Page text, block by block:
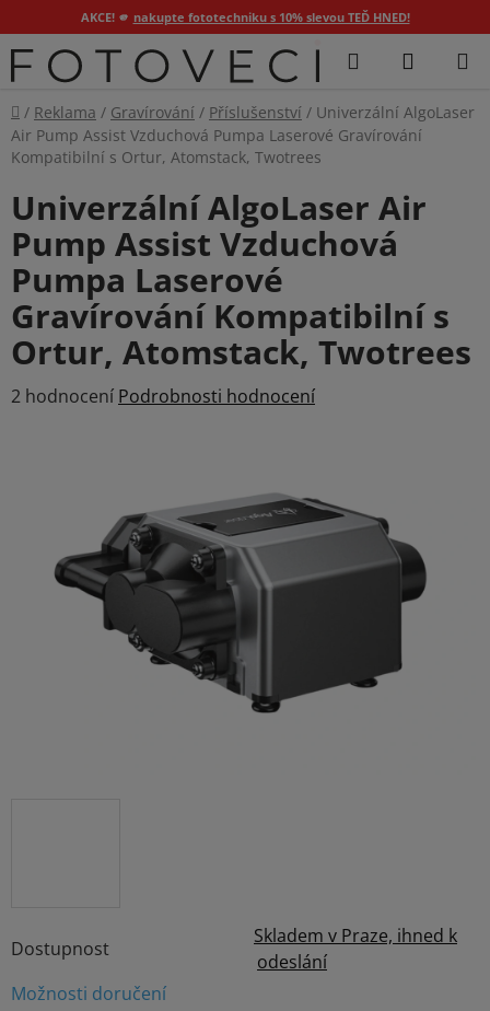
AKCE! 🫵 nakupte fototechniku s 10% slevou TEĎ HNED!
Přejít
na
Hledat
Domů
/ Reklama / Gravírování / Příslušenství / Univerzální AlgoLaser
Air Pump Assist Vzduchová Pumpa Laserové Gravírování
Kompatibilní s Ortur, Atomstack, Twotrees
Dostupnost
Skladem v Praze, ihned k
odeslání
Možnosti doručení
Univerzální AlgoLaser Air
Pump Assist Vzduchová
Pumpa Laserové
Gravírování Kompatibilní s
Ortur, Atomstack, Twotrees
Průměrné
hvězdiček.
2 hodnocení Podrobnosti hodnocení